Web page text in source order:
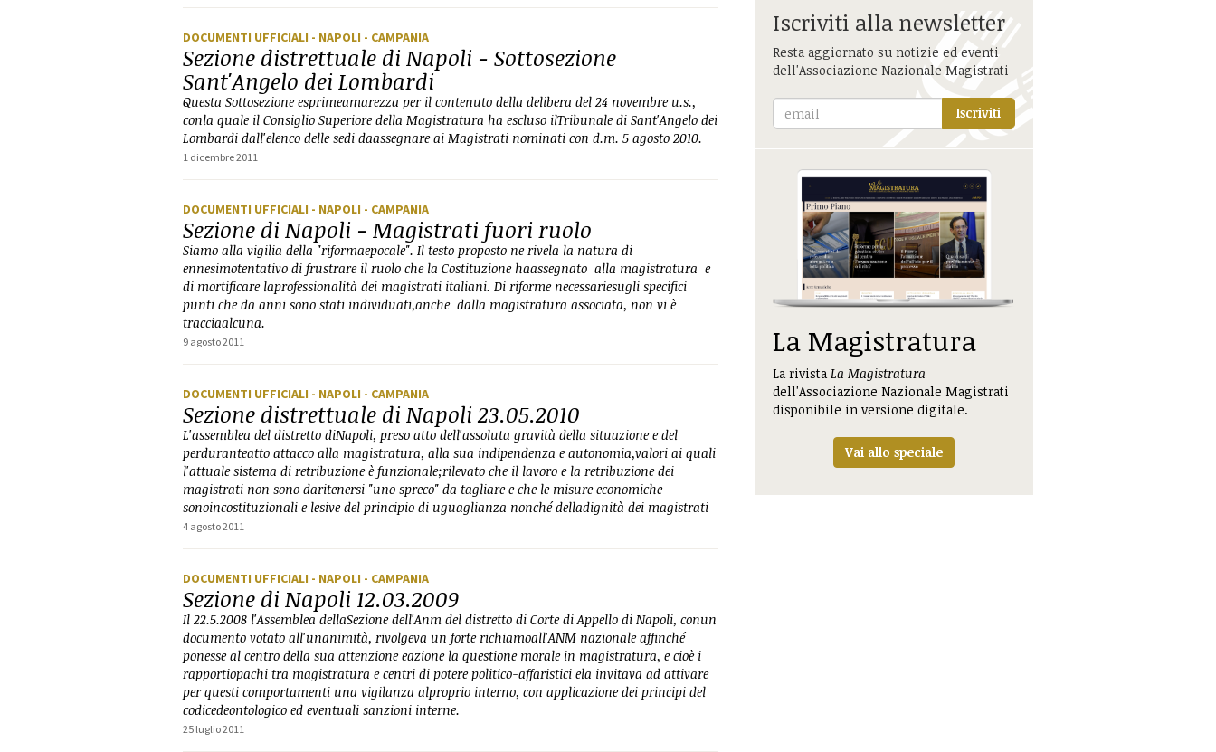
DOCUMENTI UFFICIALI - NAPOLI - CAMPANIA
Sezione distrettuale di Napoli - Sottosezione
Sant'Angelo dei Lombardi
Questa Sottosezione esprimeamarezza per il contenuto della delibera del 24 novembre u.s.,
conla quale il Consiglio Superiore della Magistratura ha escluso ilTribunale di Sant'Angelo dei
Lombardi dall'elenco delle sedi daassegnare ai Magistrati nominati con d.m. 5 agosto 2010.
1 dicembre 2011
DOCUMENTI UFFICIALI - NAPOLI - CAMPANIA
Sezione di Napoli - Magistrati fuori ruolo
Siamo alla vigilia della "riformaepocale". Il testo proposto ne rivela la natura di
ennesimotentativo di frustrare il ruolo che la Costituzione haassegnato alla magistratura e
di mortificare laprofessionalità dei magistrati italiani. Di riforme necessariesugli specifici
punti che da anni sono stati individuati,anche dalla magistratura associata, non vi è
tracciaalcuna.
9 agosto 2011
DOCUMENTI UFFICIALI - NAPOLI - CAMPANIA
Sezione distrettuale di Napoli 23.05.2010
L'assemblea del distretto diNapoli, preso atto dell'assoluta gravità della situazione e del
perduranteatto attacco alla magistratura, alla sua indipendenza e autonomia,valori ai quali
l'attuale sistema di retribuzione è funzionale;rilevato che il lavoro e la retribuzione dei
magistrati non sono daritenersi "uno spreco" da tagliare e che le misure economiche
sonoincostituzionali e lesive del principio di uguaglianza nonché delladignità dei magistrati
4 agosto 2011
DOCUMENTI UFFICIALI - NAPOLI - CAMPANIA
Sezione di Napoli 12.03.2009
Il 22.5.2008 l'Assemblea dellaSezione dell'Anm del distretto di Corte di Appello di Napoli, conun
documento votato all'unanimità, rivolgeva un forte richiamoall'ANM nazionale affinché
ponesse al centro della sua attenzione eazione la questione morale in magistratura, e cioè i
rapportiopachi tra magistratura e centri di potere politico-affaristici ela invitava ad attivare
per questi comportamenti una vigilanza alproprio interno, con applicazione dei principi del
codicedeontologico ed eventuali sanzioni interne.
25 luglio 2011
Iscriviti alla newsletter
Resta aggiornato su notizie ed eventi
dell'Associazione Nazionale Magistrati
Iscriviti
La Magistratura
La rivista La Magistratura
dell'Associazione Nazionale Magistrati
disponibile in versione digitale.
Vai allo speciale